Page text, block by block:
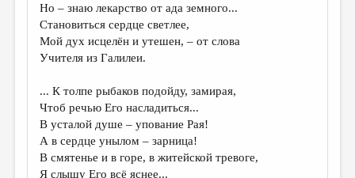
ЭССЕИСТИКА
ЛИТЕРАТУРОВЕДЕНИЕ
КУЛЬТУРОВЕДЕНИЕ
ПУБЛИЦИСТИКА
РЕЦЕНЗИРОВАНИЕ
ЦИКЛЫ ПУБЛИКАЦИЙ
ТРЕДИАКОВСКИЙ
Но – знаю лекарство от ада земного...
Становиться сердце светлее,
Мой дух исцелён и утешен, – от слова
Учителя из Галилеи.
... К толпе рыбаков подойду, замирая,
Чтоб речью Его насладиться...
В усталой душе – упование Рая!
А в сердце унылом – зарница!
В смятенье и в горе, в житейской тревоге,
Я слышу Его всё яснее...